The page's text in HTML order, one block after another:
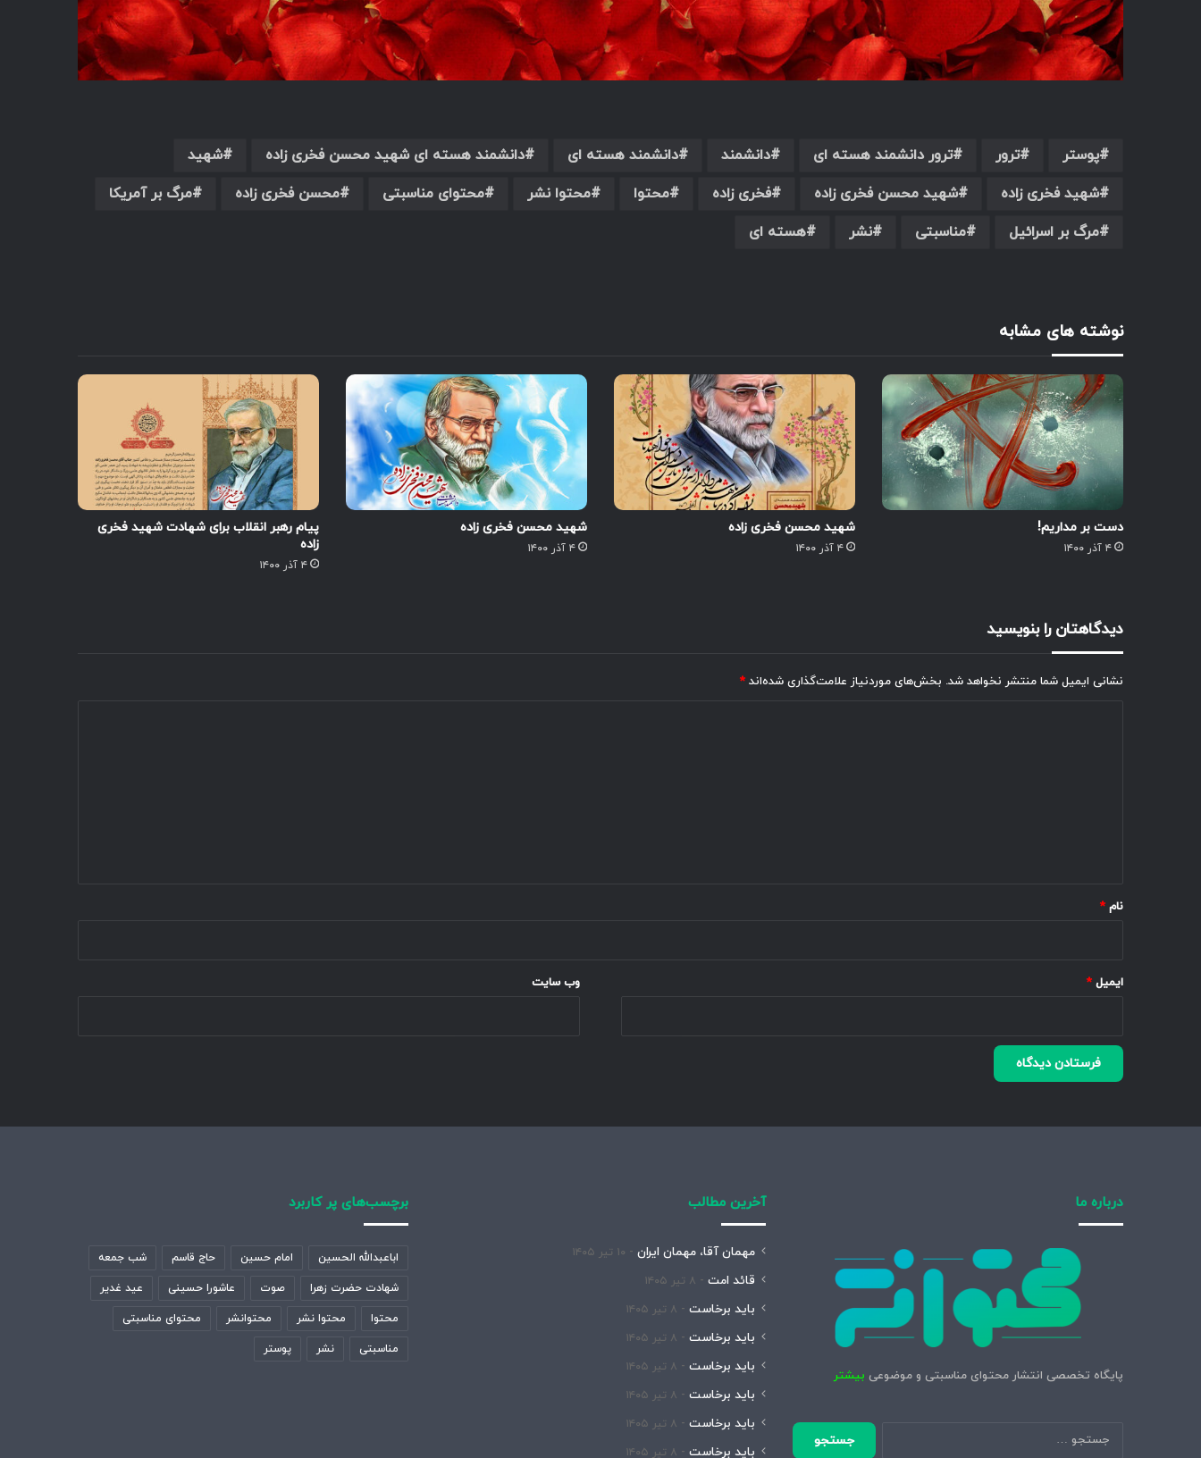
پوستر ترور ترور دانشمند هسته ای دانشمند دانشمند هسته ای دانشمند هسته ای شهید محسن فخری زاده
شهید
شهید فخری زاده
شهید محسن فخری زاده فخری زاده محتوا محتوا نشر محتوای مناسبتی محسن فخری زاده
مرگ بر آمریکا
مرگ بر اسرائیل
مناسبتی نشر هسته ای
نوشته های مشابه
دست بر مداریم!
۴ آذر ۱۴۰۰
شهید محسن فخری زاده
۴ آذر ۱۴۰۰
شهید محسن فخری زاده
۴ آذر ۱۴۰۰
پیام رهبر انقلاب برای شهادت شهید فخری
زاده
۴ آذر ۱۴۰۰
دیدگاهتان را بنویسید
نشانی ایمیل شما منتشر نخواهد شد. بخش‌های موردنیاز علامت‌گذاری شده‌اند *
نام *
ایمیل * وب‌ سایت
درباره ما
پایگاه تخصصی انتشار محتوای مناسبتی و موضوعی بیشتر
جستجو
برای:
آخرین مطالب
مهمان آقا، مهمان ایران ۱۰ تیر ۱۴۰۵
قائد امت ۸ تیر ۱۴۰۵
باید برخاست ۸ تیر ۱۴۰۵
باید برخاست ۸ تیر ۱۴۰۵
باید برخاست ۸ تیر ۱۴۰۵
باید برخاست ۸ تیر ۱۴۰۵
باید برخاست ۸ تیر ۱۴۰۵
باید برخاست ۸ تیر ۱۴۰۵
برچسب‌های پر کاربرد
اباعبدالله الحسین امام حسین حاج قاسم شب جمعه
شهادت حضرت زهرا صوت عاشورا حسینی عید غدیر
محتوا محتوا نشر محتوانشر محتوای مناسبتی
مناسبتی نشر پوستر